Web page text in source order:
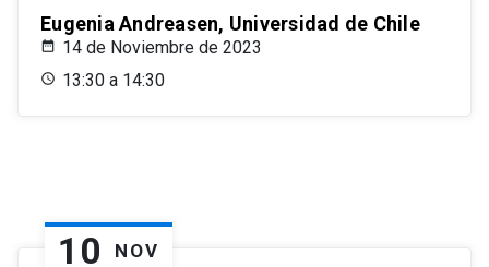
Eugenia Andreasen, Universidad de Chile
14 de Noviembre de 2023
13:30 a 14:30
10 NOV